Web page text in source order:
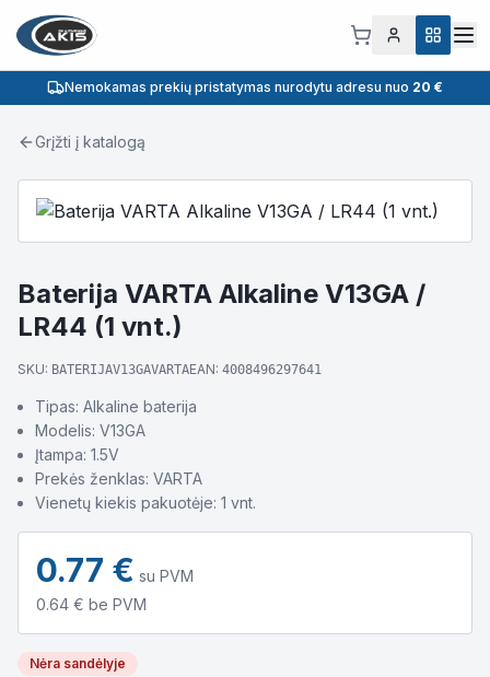
Nemokamas prekių pristatymas nurodytu adresu nuo 20 €
Grįžti į katalogą
Baterija VARTA Alkaline V13GA /
LR44 (1 vnt.)
SKU: BATERIJAV13GAVARTAEAN: 4008496297641
Tipas: Alkaline baterija
Modelis: V13GA
Įtampa: 1.5V
Prekės ženklas: VARTA
Vienetų kiekis pakuotėje: 1 vnt.
0.77 € su PVM
0.64 € be PVM
Nėra sandėlyje